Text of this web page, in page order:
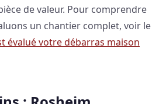
de valeur. Pour comprendre
un chantier complet, voir le
évalué votre débarras maison